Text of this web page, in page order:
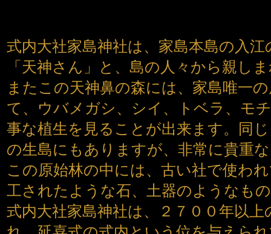
式内大社家島神社は、家島本島の入
「天神さん」と、島の人々から親し
またこの天神鼻の森には、家島唯一
て、ウバメガシ、シイ、トベラ、モ
事な植生を見ることが出来ます。同
の生島にもありますが、非常に貴重
この原始林の中には、古い社で使わ
工されたような石、土器のようなも
式内大社家島神社は、２７００年以